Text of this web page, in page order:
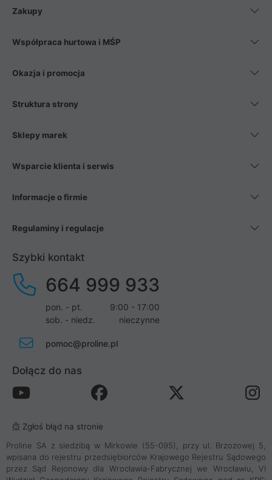
Zakupy
Współpraca hurtowa i MŚP
Okazja i promocja
Struktura strony
Sklepy marek
Wsparcie klienta i serwis
Informacje o firmie
Regulaminy i regulacje
Szybki kontakt
664 999 933
pon. - pt.
9:00 - 17:00
sob. - niedz.
nieczynne
pomoc@proline.pl
Dołącz do nas
Zgłoś błąd na stronie
Proline SA z siedzibą w Mirkowie (55-095), przy ul. Brzozowej 5,
wpisana do rejestru przedsiębiorców Krajowego Rejestru Sądowego
przez Sąd Rejonowy dla Wrocławia-Fabrycznej we Wrocławiu, VI